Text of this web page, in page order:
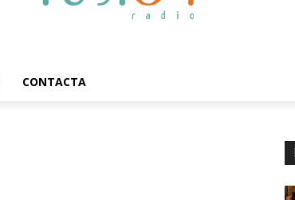
CONTACTA